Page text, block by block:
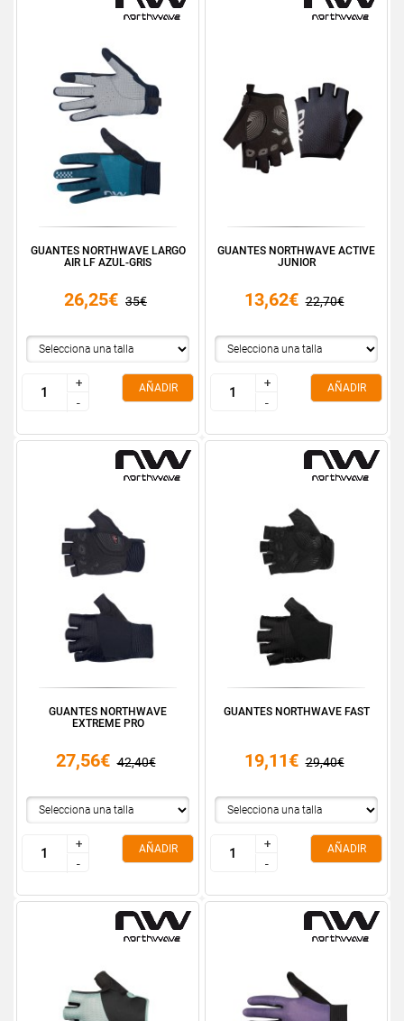
GUANTES NORTHWAVE LARGO
AIR LF AZUL-GRIS
26,25€ 35€
+
-
+
-
AÑADIR
GUANTES NORTHWAVE ACTIVE
JUNIOR
13,62€ 22,70€
+
-
+
-
AÑADIR
GUANTES NORTHWAVE
EXTREME PRO
27,56€ 42,40€
+
-
+
-
AÑADIR
GUANTES NORTHWAVE FAST
19,11€ 29,40€
+
-
+
-
AÑADIR